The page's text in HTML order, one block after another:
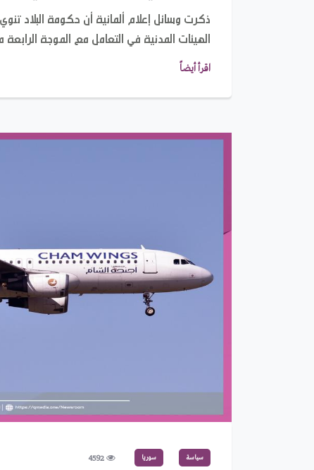
الهيئات المدنية في التعامل مع الموجة
اقرأ أيضاً
سياسة سوريا 4592